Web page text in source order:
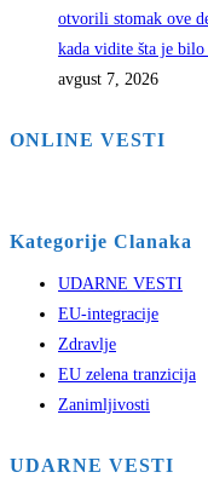
otvorili stomak ove
kada vidite šta je
avgust 7, 2026
ONLINE VESTI
Kategorije Clanaka
UDARNE VESTI
EU-integracije
Zdravlje
EU zelena tranzicija
Zanimljivosti
UDARNE VESTI